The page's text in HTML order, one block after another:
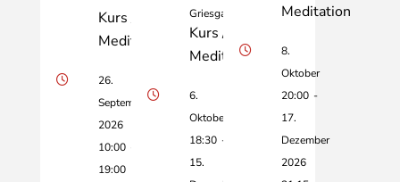
Kurs / Retreat
Meditation
26.
September
2026
10:00
19:00
Griesgasse
Kurs / Retreat
Meditation
6.
Oktober
18:30 -
15.
Meditation
8.
Oktober
20:00 -
17.
Dezember
2026